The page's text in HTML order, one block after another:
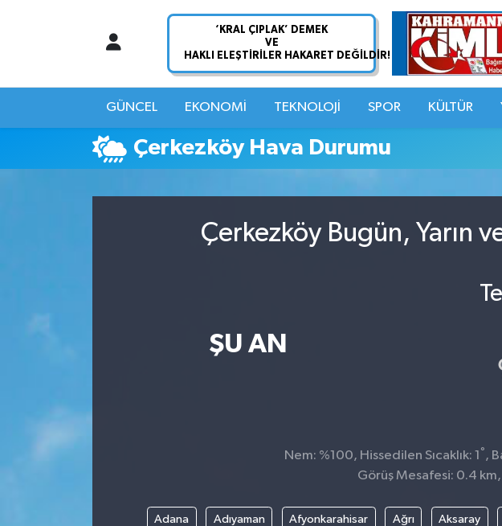
GÜNCEL EKONOMİ TEKNOLOJİ SPOR KÜLTÜR
Çerkezköy Hava Durumu
Çerkezköy Bugün, Yarın
ŞU AN
Nem: %100, Hissedilen Sıcaklık: 1 ° ,
Görüş Mesafesi: 0.4 km,
Adana Adıyaman Afyonkarahisar Ağrı Aksaray
Hava Durumu
Namaz Vakitleri
Süper Lig Puan Durumu ve Fikstür